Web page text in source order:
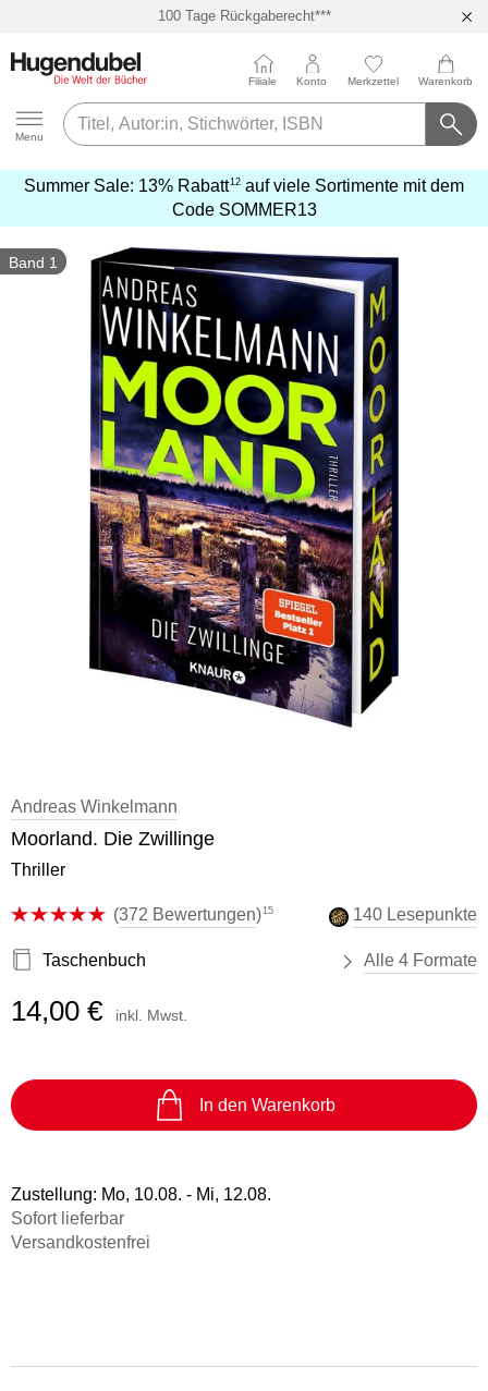
100 Tage Rückgaberecht***
Hugendubel
Menu
Filiale Konto Merkzettel Warenkorb
Summer Sale: 13% Rabatt12 auf viele Sortimente mit dem
Code SOMMER13
erfahren
Band 1
Andreas Winkelmann
Moorland. Die Zwillinge
Thriller
(372 Bewertungen) 15 140 Lesepunkte
Taschenbuch Alle 4 Formate
14,00 € inkl. Mwst.
In den Warenkorb
Zustellung: Mo, 10.08. - Mi, 12.08.
Sofort lieferbar
Versandkostenfrei